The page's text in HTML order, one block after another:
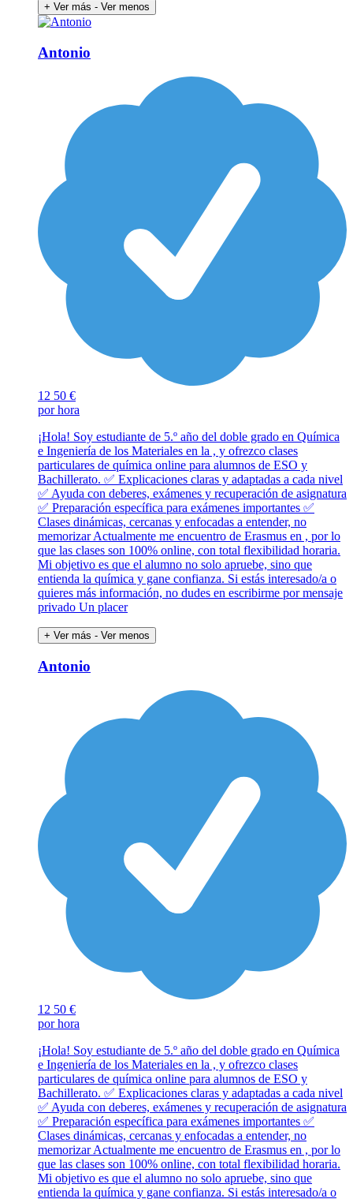
+ Ver más - Ver menos
Antonio
12 50 €
por hora
¡Hola! Soy estudiante de 5.º año del doble grado en Química
e Ingeniería de los Materiales en la , y ofrezco clases
particulares de química online para alumnos de ESO y
Bachillerato. ✅ Explicaciones claras y adaptadas a cada nivel
✅ Ayuda con deberes, exámenes y recuperación de asignatura
✅ Preparación específica para exámenes importantes ✅
Clases dinámicas, cercanas y enfocadas a entender, no
memorizar Actualmente me encuentro de Erasmus en , por lo
que las clases son 100% online, con total flexibilidad horaria.
Mi objetivo es que el alumno no solo apruebe, sino que
entienda la química y gane confianza. Si estás interesado/a o
quieres más información, no dudes en escribirme por mensaje
privado Un placer
+ Ver más - Ver menos
Antonio
12 50 €
por hora
¡Hola! Soy estudiante de 5.º año del doble grado en Química
e Ingeniería de los Materiales en la , y ofrezco clases
particulares de química online para alumnos de ESO y
Bachillerato. ✅ Explicaciones claras y adaptadas a cada nivel
✅ Ayuda con deberes, exámenes y recuperación de asignatura
✅ Preparación específica para exámenes importantes ✅
Clases dinámicas, cercanas y enfocadas a entender, no
memorizar Actualmente me encuentro de Erasmus en , por lo
que las clases son 100% online, con total flexibilidad horaria.
Mi objetivo es que el alumno no solo apruebe, sino que
entienda la química y gane confianza. Si estás interesado/a o